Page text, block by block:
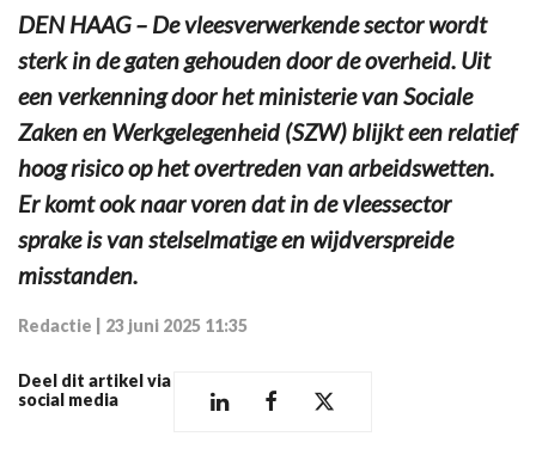
DEN HAAG – De vleesverwerkende sector wordt
sterk in de gaten gehouden door de overheid. Uit
een verkenning door het ministerie van Sociale
Zaken en Werkgelegenheid (SZW) blijkt een relatief
hoog risico op het overtreden van arbeidswetten.
Er komt ook naar voren dat in de vleessector
sprake is van stelselmatige en wijdverspreide
misstanden.
Redactie 23 juni 2025 11:35
Deel dit artikel via
social media